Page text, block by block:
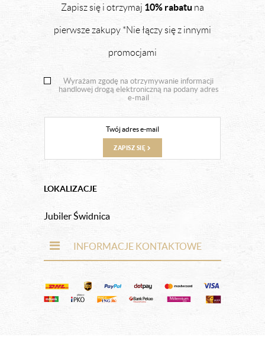
Zapisz się i otrzymaj 10% rabatu na
pierwsze zakupy *Nie łączy się z innymi
promocjami
Wyrażam zgodę na otrzymywanie informacji
handlowej drogą elektroniczną na podany adres
e-mail
ZAPISZ SIĘ
LOKALIZACJE
Jubiler Świdnica
INFORMACJE KONTAKTOWE